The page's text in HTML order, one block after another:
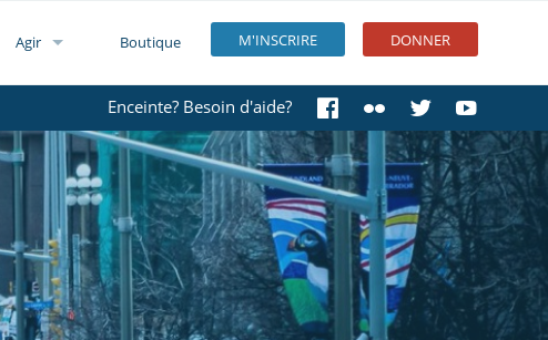
M'INSCRIRE DONNER
Agir Boutique
Enceinte? Besoin d'aide?